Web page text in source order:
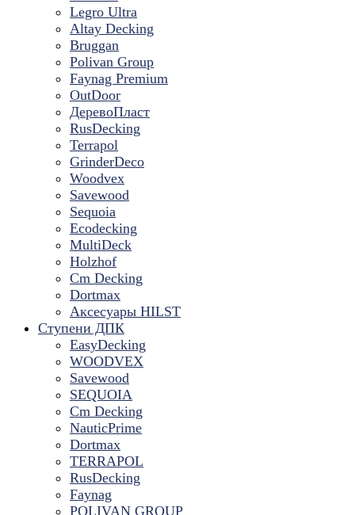
Legro Ultra
Altay Decking
Bruggan
Polivan Group
Faynag Premium
OutDoor
ДеревоПласт
RusDecking
Terrapol
GrinderDeco
Woodvex
Savewood
Sequoia
Ecodecking
MultiDeck
Holzhof
Cm Decking
Dortmax
Аксесуары HILST
Ступени ДПК
EasyDecking
WOODVEX
Savewood
SEQUOIA
Cm Decking
NauticPrime
Dortmax
TERRAPOL
RusDecking
Faynag
POLIVAN GROUP